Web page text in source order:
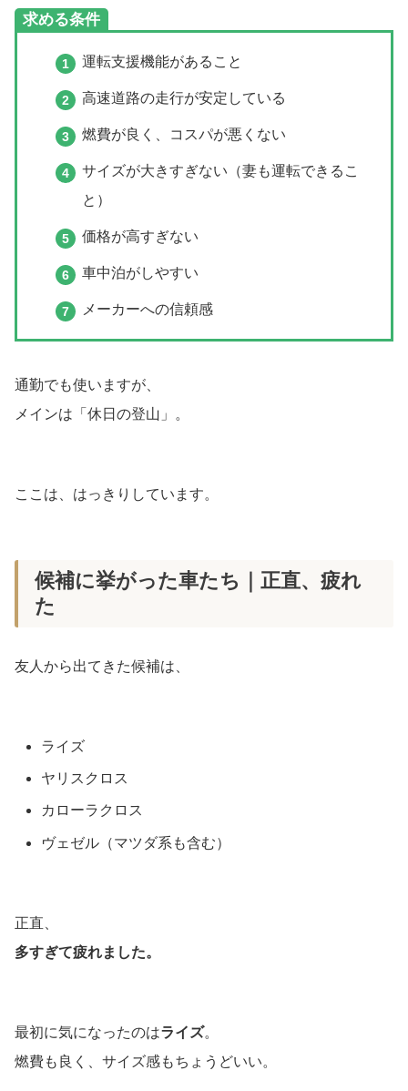
求める条件
運転支援機能があること
高速道路の走行が安定している
燃費が良く、コスパが悪くない
サイズが大きすぎない（妻も運転できるこ
と）
価格が高すぎない
車中泊がしやすい
メーカーへの信頼感
通勤でも使いますが、
メインは「休日の登山」。
ここは、はっきりしています。
候補に挙がった車たち｜正直、疲れ
た
友人から出てきた候補は、
ライズ
ヤリスクロス
カローラクロス
ヴェゼル（マツダ系も含む）
正直、
多すぎて疲れました。
最初に気になったのはライズ。
燃費も良く、サイズ感もちょうどいい。